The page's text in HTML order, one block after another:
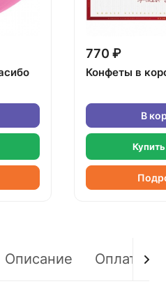
770 ₽
Конфеты в
В
Описание Оплата